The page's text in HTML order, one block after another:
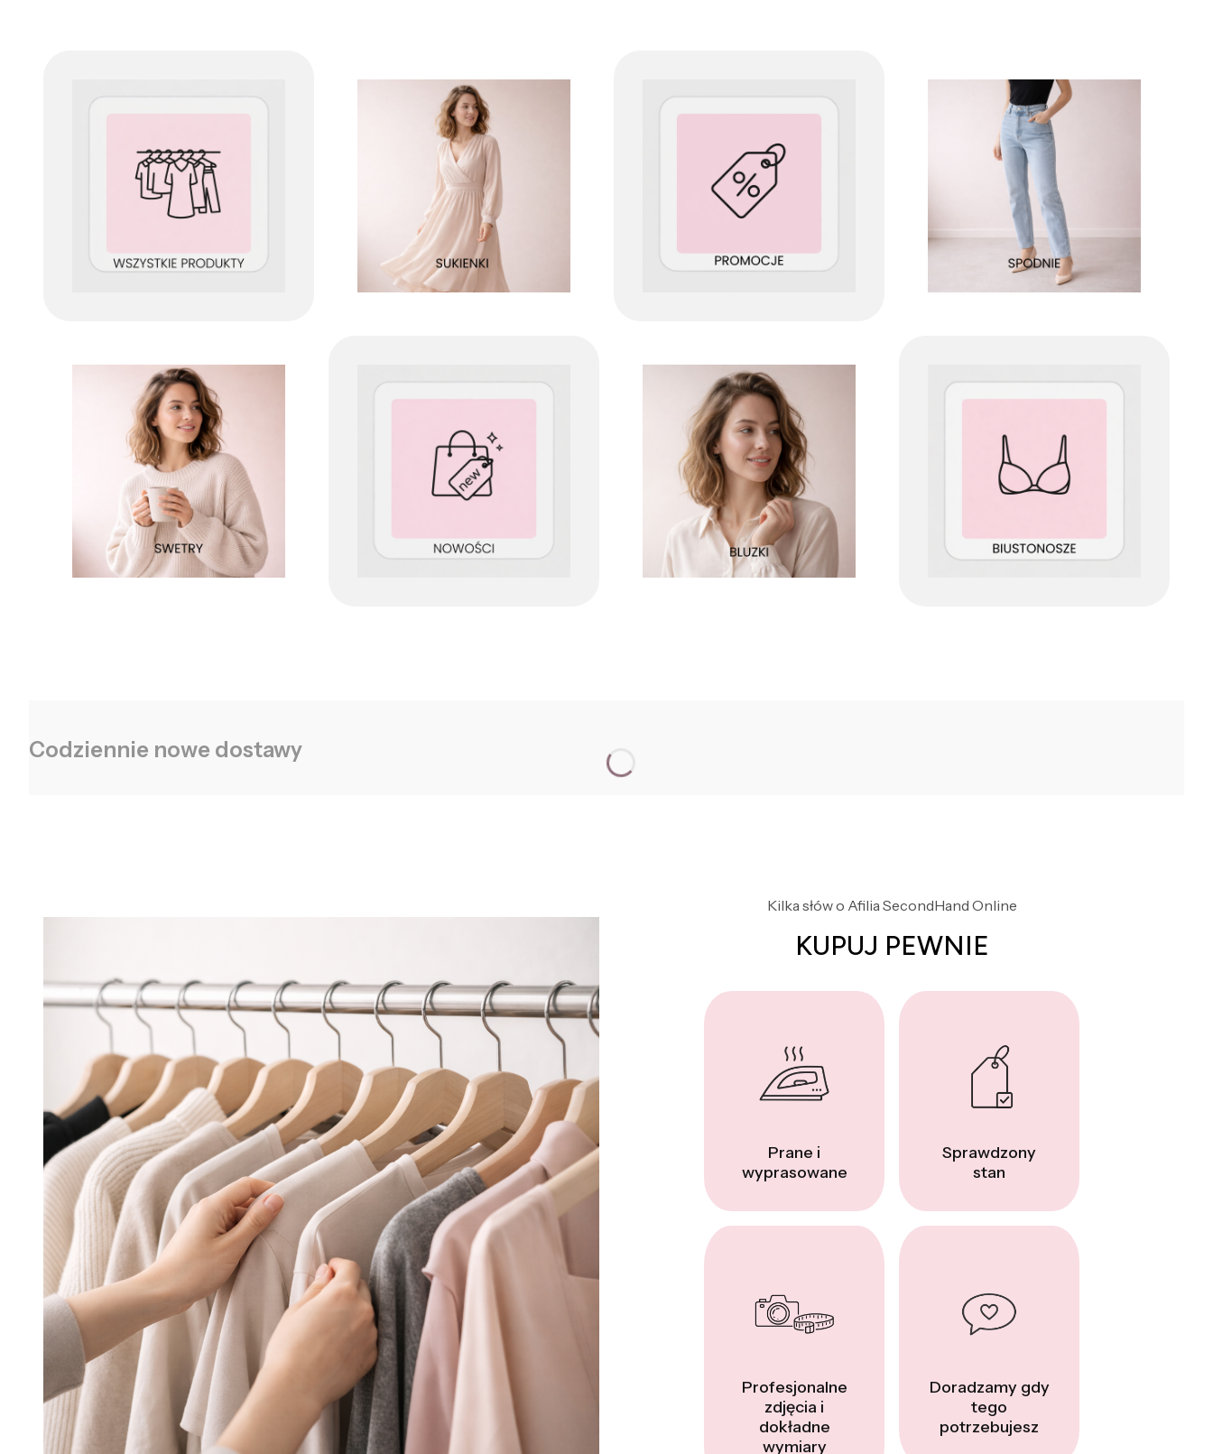
Codziennie nowe dostawy
Kilka słów o Afilia SecondHand Online
KUPUJ PEWNIE
Prane i
wyprasowane
Sprawdzony
stan
Profesjonalne
zdjęcia i
dokładne
wymiary
Doradzamy gdy
tego
potrzebujesz